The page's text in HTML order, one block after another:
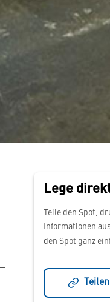
Lege
Teile den Spot,
Informationen
den Spot ganz
Teilen